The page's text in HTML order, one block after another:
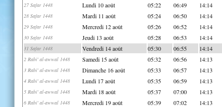
27 Safar 1448 Lundi 10 août 05:22 06:49 14:14
28 Safar 1448 Mardi 11 août 05:24 06:50 14:14
29 Safar 1448 Mercredi 12 août 05:26 06:52 14:14
30 Safar 1448 Jeudi 13 août 05:28 06:53 14:14
31 Safar 1448 Vendredi 14 août 05:30 06:55 14:14
2 Rabi' al-awwal 1448 Samedi 15 août 05:32 06:56 14:13
3 Rabi' al-awwal 1448 Dimanche 16 août 05:33 06:57 14:13
4 Rabi' al-awwal 1448 Lundi 17 août 05:35 06:59 14:13
5 Rabi' al-awwal 1448 Mardi 18 août 05:37 07:00 14:13
6 Rabi' al-awwal 1448 Mercredi 19 août 05:39 07:02 14:13